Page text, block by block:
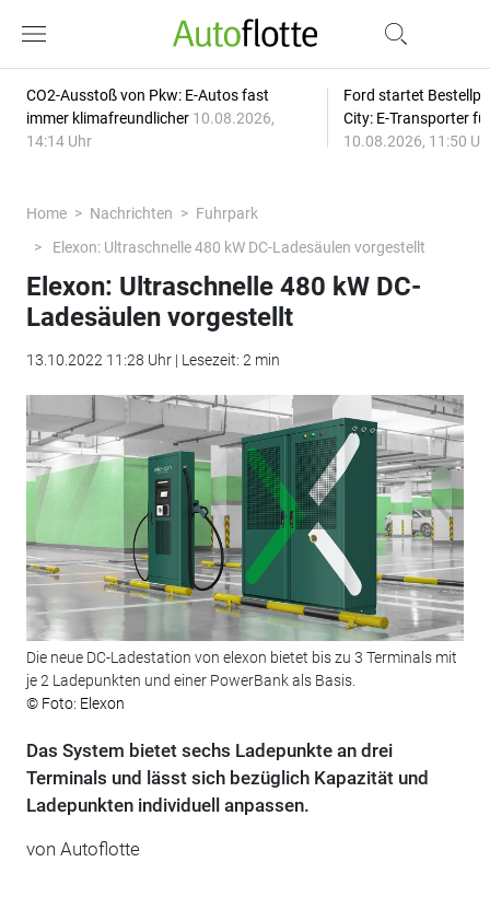
CO2-Ausstoß von Pkw: E-Autos fast
immer klimafreundlicher 10.08.2026,
14:14 Uhr
Ford startet
City: E-Transporter
10.08.2026, 11:50
Home Nachrichten
Fuhrpark
Elexon: Ultraschnelle 480 kW DC-Ladesäulen vorgestellt
Elexon: Ultraschnelle 480 kW DC-
Ladesäulen vorgestellt
13.10.2022 11:28 Uhr | Lesezeit: 2 min
Die neue DC-Ladestation von elexon bietet bis zu 3 Terminals mit
je 2 Ladepunkten und einer PowerBank als Basis.
© Foto: Elexon
Das System bietet sechs Ladepunkte an drei
Terminals und lässt sich bezüglich Kapazität und
Ladepunkten individuell anpassen.
von Autoflotte